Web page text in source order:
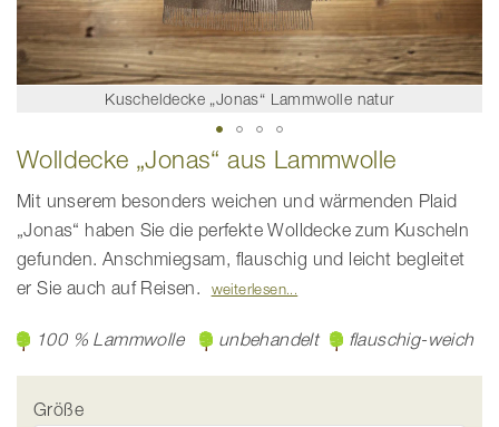
Kuscheldecke „Jonas“ Lammwolle natur
Zum
Anfang
Bildgalerie
Wolldecke „Jonas“ aus Lammwolle
Mit unserem besonders weichen und wärmenden Plaid
„Jonas“ haben Sie die perfekte Wolldecke zum Kuscheln
gefunden. Anschmiegsam, flauschig und leicht begleitet
er Sie auch auf Reisen.
weiterlesen
100 % Lammwolle unbehandelt flauschig-weich
Größe